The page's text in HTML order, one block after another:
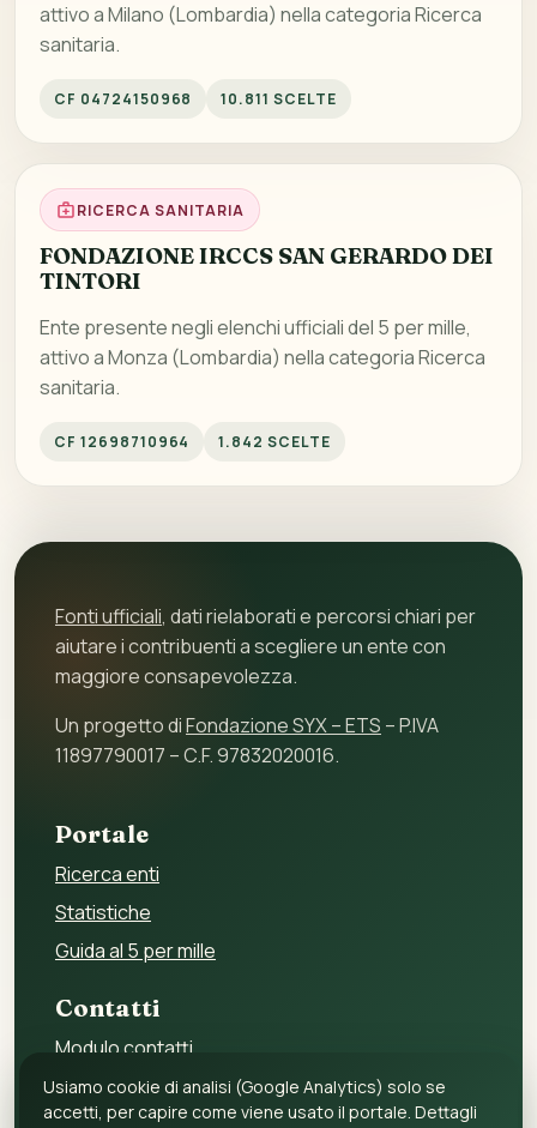
attivo a Milano (Lombardia) nella categoria Ricerca
sanitaria.
CF 04724150968 10.811 SCELTE
RICERCA SANITARIA
FONDAZIONE IRCCS SAN GERARDO DEI
TINTORI
Ente presente negli elenchi ufficiali del 5 per mille,
attivo a Monza (Lombardia) nella categoria Ricerca
sanitaria.
CF 12698710964 1.842 SCELTE
Fonti ufficiali, dati rielaborati e percorsi chiari per
aiutare i contribuenti a scegliere un ente con
maggiore consapevolezza.
Un progetto diFondazione SYX – ETS – P.IVA
11897790017 – C.F. 97832020016.
Portale
Ricerca enti
Statistiche
Guida al 5 per mille
Contatti
Modulo contatti
Per gli enti
Usiamo cookie di analisi (Google Analytics) solo se
accetti, per capire come viene usato il portale. Dettagli